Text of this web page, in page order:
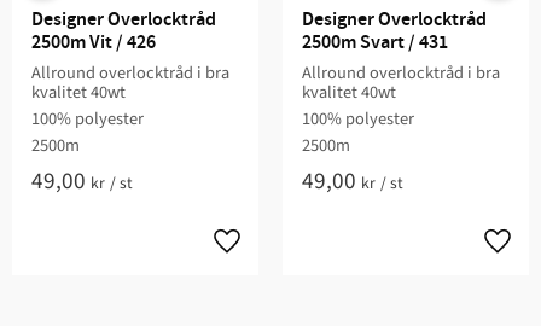
Designer Overlocktråd
2500m Vit / 426
Allround overlocktråd i bra
kvalitet 40wt
100% polyester
2500m
49,00 kr /st
Designer Overlocktråd
2500m Svart / 431
Allround overlocktråd i bra
kvalitet 40wt
100% polyester
2500m
49,00 kr /st